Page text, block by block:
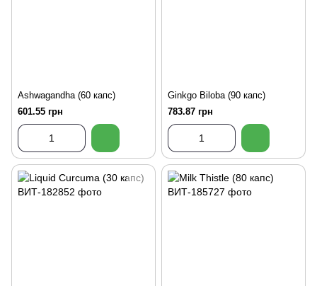
Ashwagandha (60 капс)
601.55 грн
Ginkgo Biloba (90 капс)
783.87 грн